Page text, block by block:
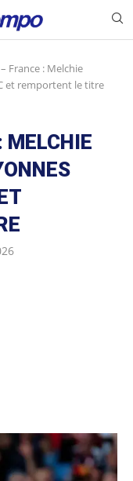
France : Melchie
et remportent le titre
MELCHIE